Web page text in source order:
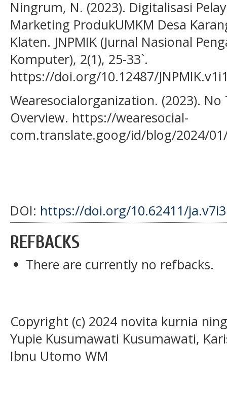
Ningrum, N. (2023). Digitalisasi
Marketing ProdukUMKM Desa
Klaten. JNPMIK (Jurnal Nasional
Komputer), 2(1), 25-33`.
https://doi.org/10.12487/
Wearesocialorganization. (2023).
Overview. https://wearesocial-
com.translate.goog/id/blog/2024/
DOI: https://doi.org/10.62411/
REFBACKS
There are currently no refbacks.
Copyright (c) 2024 novita kurnia
Yupie Kusumawati Kusumawati,
Ibnu Utomo WM